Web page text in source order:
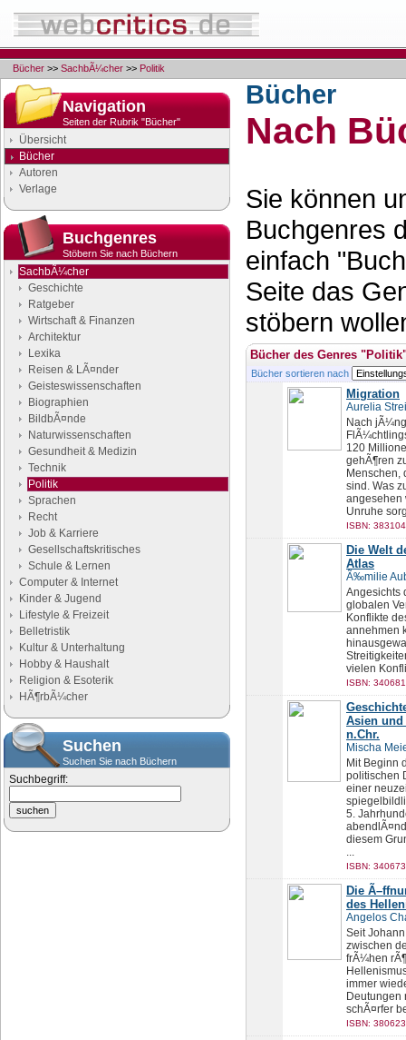
Bücher >> SachbÃ¼cher >> Politik
Navigation
Seiten der Rubrik "Bücher"
Übersicht
Bücher
Autoren
Verlage
Buchgenres
Stöbern Sie nach Büchern
SachbÃ¼cher
Geschichte
Ratgeber
Wirtschaft & Finanzen
Architektur
Lexika
Reisen & LÃ¤nder
Geisteswissenschaften
Biographien
BildbÃ¤nde
Naturwissenschaften
Gesundheit & Medizin
Technik
Politik
Sprachen
Recht
Job & Karriere
Gesellschaftskritisches
Schule & Lernen
Computer & Internet
Kinder & Jugend
Lifestyle & Freizeit
Belletristik
Kultur & Unterhaltung
Hobby & Haushalt
Religion & Esoterik
HÃ¶rbÃ¼cher
Suchen
Suchen Sie nach Büchern
Suchbegriff:
Bücher
Nach
Sie können
Buchgenres
einfach
Seite das
stöbern
Bücher des Genres
Bücher sortieren nach
Migration
Aurelia
Nach
120
gehÃ¶ren
Menschen,
sind. Was
angesehen
Unruhe
ISBN:
Die Welt
Atlas
Ã‰milie
Angesichts
globalen
Konflikte
annehmen
vielen
ISBN:
Asien
n.Chr.
Mischa
Mit Beginn
politischen
einer
5.
diesem
...
ISBN:
Die
des
Angelos
Seit
zwischen
frÃ¼hen
immer
Deutungen
schÃ¤rfer
ISBN: